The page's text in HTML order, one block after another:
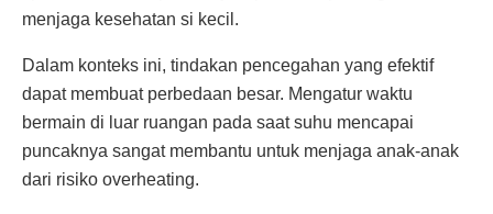
menjaga kesehatan si kecil.
Dalam konteks ini, tindakan pencegahan yang efektif
dapat membuat perbedaan besar. Mengatur waktu
bermain di luar ruangan pada saat suhu mencapai
puncaknya sangat membantu untuk menjaga anak-anak
dari risiko overheating.